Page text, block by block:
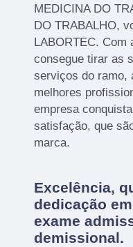
MEDICINA DO
DO TRABALHO,
LABORTEC. Com
consegue tirar as
serviços do ramo,
melhores
empresa
satisfação, que
marca.
Excelência,
dedicação
exame
demissional.